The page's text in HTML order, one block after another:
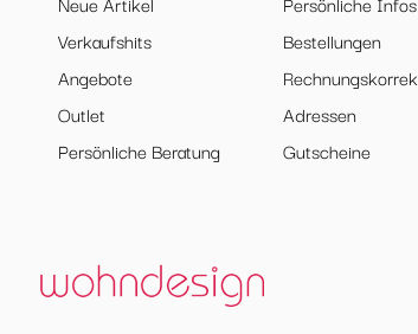
Verkaufshits
Angebote
Outlet
Persönliche Beratung
Bestellungen
Adressen
Gutscheine